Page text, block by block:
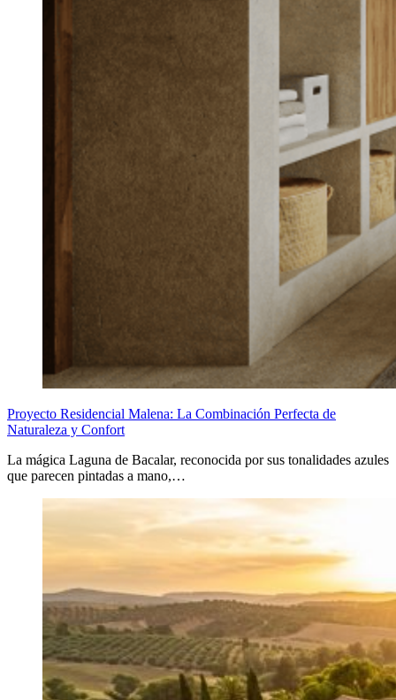
Proyecto Residencial Malena: La Combinación Perfecta de
Naturaleza y Confort
La mágica Laguna de Bacalar, reconocida por sus tonalidades azules
que parecen pintadas a mano,…